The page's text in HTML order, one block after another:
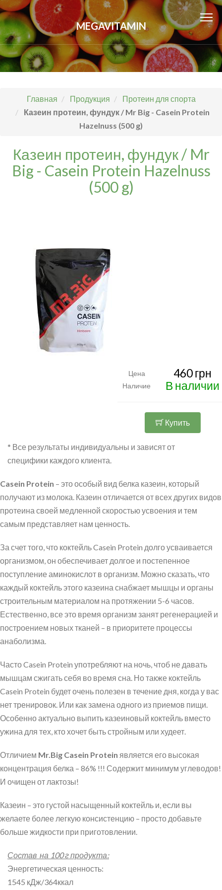
MEGAVITAMIN
Главная Продукция
Протеин для спорта
Казеин протеин, фундук / Mr Big - Casein Protein
Hazelnuss (500 g)
Казеин протеин, фундук / Mr
Big - Casein Protein Hazelnuss
(500 g)
Цена 460 грн
Наличие В наличии
Купить
* Все результаты индивидуальны и зависят от
специфики каждого клиента.
Casein Protein – это особый вид белка казеин, который
получают из молока. Казеин отличается от всех других видов
протеина своей медленной скоростью усвоения и тем
самым представляет нам ценность.
За счет того, что коктейль Casein Protein долго усваивается
организмом, он обеспечивает долгое и постепенное
поступление аминокислот в организм. Можно сказать, что
каждый коктейль этого казеина снабжает мышцы и органы
строительным материалом на протяжении 5-6 часов.
Естественно, все это время организм занят регенерацией и
построением новых тканей – в приоритете процессы
анаболизма.
Часто Casein Protein употребляют на ночь, чтоб не давать
мышцам сжигать себя во время сна. Но также коктейль
Casein Protein будет очень полезен в течение дня, когда у вас
нет тренировок. Или как замена одного из приемов пищи.
Особенно актуально выпить казеиновый коктейль вместо
ужина для тех, кто хочет быть стройным или худеет.
Отличием Mr.Big Casein Protein является его высокая
концентрация белка – 86% !!! Содержит минимум углеводов!
И очищен от лактозы!
Казеин – это густой насыщенный коктейль и, если вы
желаете более легкую консистенцию – просто добавьте
больше жидкости при приготовлении.
Состав на 100 г продукта:
Энергетическая ценность:
1545 кДж/364ккал